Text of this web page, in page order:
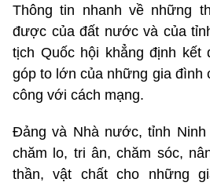
Thông tin nhanh về những
được của đất nước và của
tịch Quốc hội khẳng định kết
góp to lớn của những gia đình
công với cách mạng.
Đảng và Nhà nước, tỉnh Ninh
chăm lo, tri ân, chăm sóc,
thần, vật chất cho những